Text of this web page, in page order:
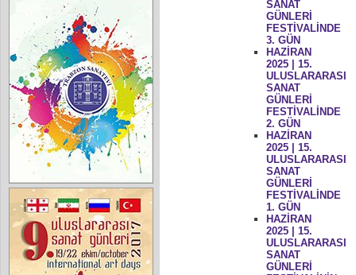
SANAT
GÜNLERİ
FESTİVALİNDE
3. GÜN
HAZİRAN
2025 | 15.
ULUSLARARASI
SANAT
GÜNLERİ
FESTİVALİNDE
2. GÜN
HAZİRAN
2025 | 15.
ULUSLARARASI
SANAT
GÜNLERİ
FESTİVALİNDE
1. GÜN
HAZİRAN
2025 | 15.
ULUSLARARASI
SANAT
GÜNLERİ